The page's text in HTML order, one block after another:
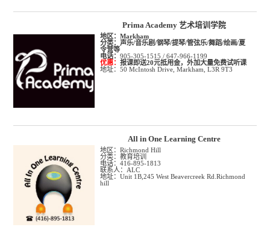
Prima Academy 艺术培训学院
地区： Markham
分类：
声乐/音乐剧/钢琴/提琴/管弦乐/舞蹈/绘画/夏
令营等
电话： 905-305-1515 / 647-966-1199
优惠： 报课即送20元抵用金，外加大量免费试听课
地址：50 McIntosh Drive, Markham, L3R 9T3
All in One Learning Centre
地区：Richmond Hill
分类：教育培训
电话：416-895-1813
联系人：ALC
地址：Unit 1B,245 West Beavercreek Rd.Richmond
hill